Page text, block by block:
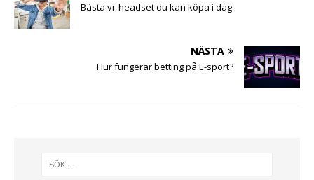
Bästa vr-headset du kan köpa i dag
NÄSTA
Hur fungerar betting på E-sport?